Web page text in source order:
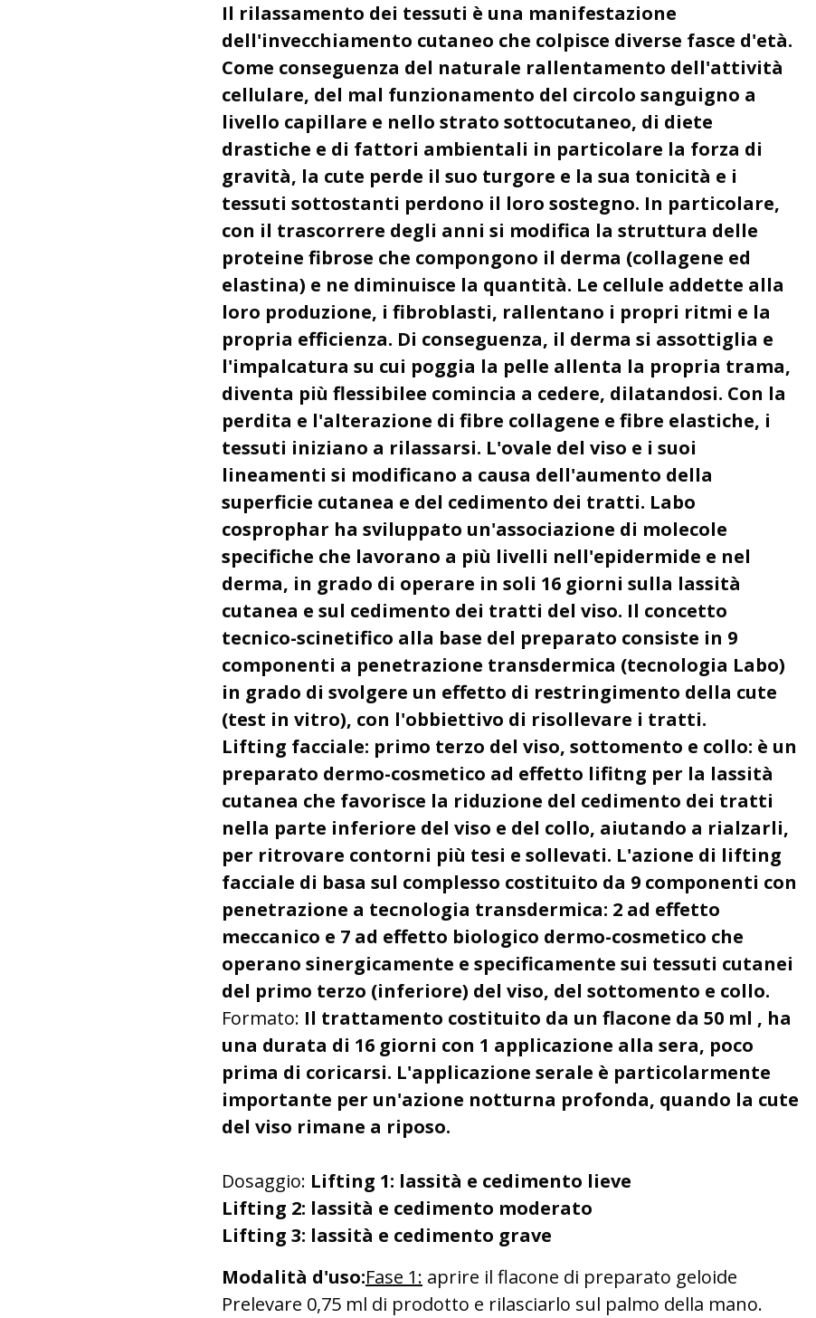
Il rilassamento dei tessuti è una manifestazione
dell'invecchiamento cutaneo che colpisce diverse fasce d'età.
Come conseguenza del naturale rallentamento dell'attività
cellulare, del mal funzionamento del circolo sanguigno a
livello capillare e nello strato sottocutaneo, di diete
drastiche e di fattori ambientali in particolare la forza di
gravità, la cute perde il suo turgore e la sua tonicità e i
tessuti sottostanti perdono il loro sostegno. In particolare,
con il trascorrere degli anni si modifica la struttura delle
proteine fibrose che compongono il derma (collagene ed
elastina) e ne diminuisce la quantità. Le cellule addette alla
loro produzione, i fibroblasti, rallentano i propri ritmi e la
propria efficienza. Di conseguenza, il derma si assottiglia e
l'impalcatura su cui poggia la pelle allenta la propria trama,
diventa più flessibilee comincia a cedere, dilatandosi. Con la
perdita e l'alterazione di fibre collagene e fibre elastiche, i
tessuti iniziano a rilassarsi. L'ovale del viso e i suoi
lineamenti si modificano a causa dell'aumento della
superficie cutanea e del cedimento dei tratti. Labo
cosprophar ha sviluppato un'associazione di molecole
specifiche che lavorano a più livelli nell'epidermide e nel
derma, in grado di operare in soli 16 giorni sulla lassità
cutanea e sul cedimento dei tratti del viso. Il concetto
tecnico-scinetifico alla base del preparato consiste in 9
componenti a penetrazione transdermica (tecnologia Labo)
in grado di svolgere un effetto di restringimento della cute
(test in vitro), con l'obbiettivo di risollevare i tratti.
Lifting facciale: primo terzo del viso, sottomento e collo: è un
preparato dermo-cosmetico ad effetto lifitng per la lassità
cutanea che favorisce la riduzione del cedimento dei tratti
nella parte inferiore del viso e del collo, aiutando a rialzarli,
per ritrovare contorni più tesi e sollevati. L'azione di lifting
facciale di basa sul complesso costituito da 9 componenti con
penetrazione a tecnologia transdermica: 2 ad effetto
meccanico e 7 ad effetto biologico dermo-cosmetico che
operano sinergicamente e specificamente sui tessuti cutanei
del primo terzo (inferiore) del viso, del sottomento e collo.
Formato: Il trattamento costituito da un flacone da 50 ml , ha
una durata di 16 giorni con 1 applicazione alla sera, poco
prima di coricarsi. L'applicazione serale è particolarmente
importante per un'azione notturna profonda, quando la cute
del viso rimane a riposo.
Dosaggio: Lifting 1: lassità e cedimento lieve
Lifting 2: lassità e cedimento moderato
Lifting 3: lassità e cedimento grave
Modalità d'uso:Fase 1: aprire il flacone di preparato geloide
Prelevare 0,75 ml di prodotto e rilasciarlo sul palmo della mano.